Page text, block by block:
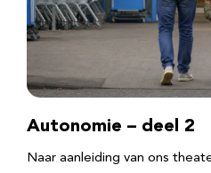
Autonomie – deel 2
Naar aanleiding van ons